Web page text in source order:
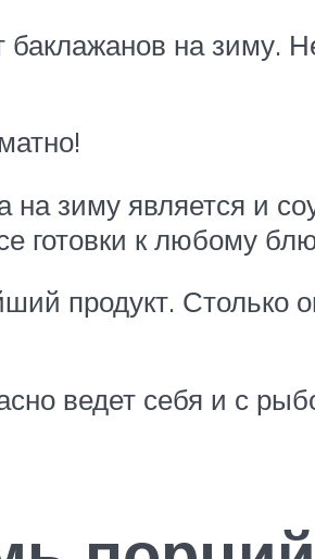
баклажанов на зиму.
зиму является и
готовки к любому
продукт. Столько
ведет себя и с